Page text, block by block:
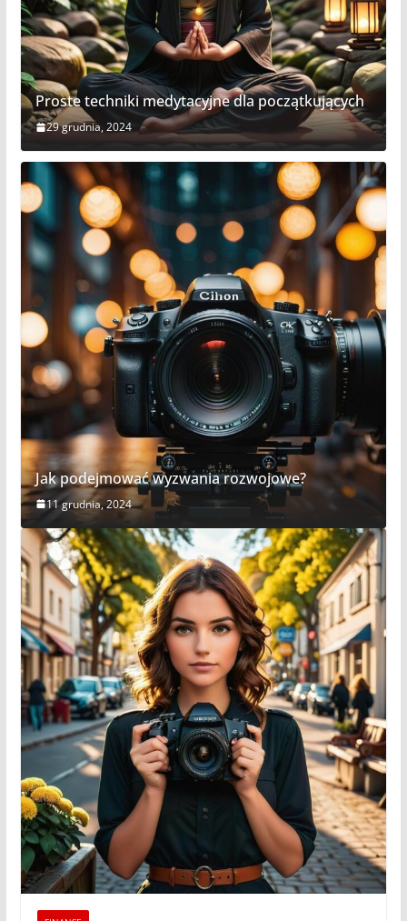
Proste techniki medytacyjne dla początkujących
29 grudnia, 2024
Jak podejmować wyzwania rozwojowe?
11 grudnia, 2024